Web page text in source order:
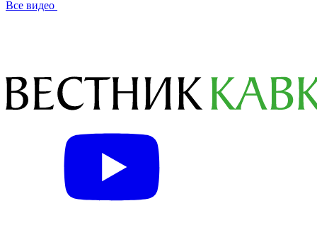
Все видео